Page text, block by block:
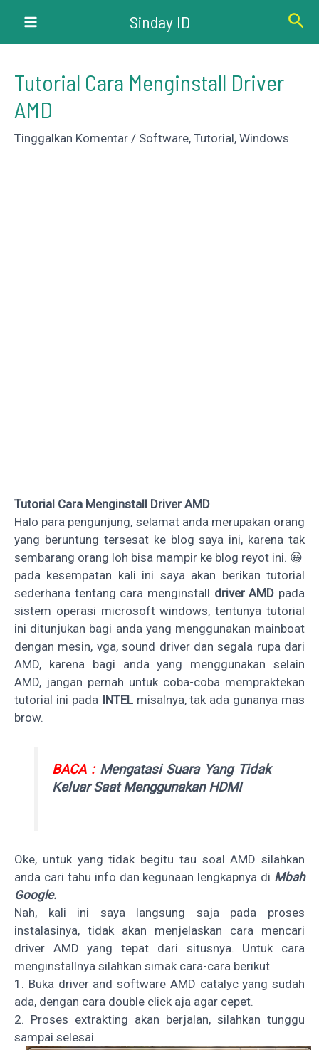
konten
Menu
Sinday ID Cari
Tutorial Cara Menginstall Driver
AMD
Tinggalkan Komentar / Software, Tutorial, Windows
Tutorial Cara Menginstall Driver AMD
Halo para pengunjung, selamat anda merupakan orang
yang beruntung tersesat ke blog saya ini, karena tak
sembarang orang loh bisa mampir ke blog reyot ini. 😀
pada kesempatan kali ini saya akan berikan tutorial
sederhana tentang cara menginstall driver AMD pada
sistem operasi microsoft windows, tentunya tutorial
ini ditunjukan bagi anda yang menggunakan mainboat
dengan mesin, vga, sound driver dan segala rupa dari
AMD, karena bagi anda yang menggunakan selain
AMD, jangan pernah untuk coba-coba mempraktekan
tutorial ini pada INTEL misalnya, tak ada gunanya mas
brow.
BACA : Mengatasi Suara Yang Tidak
Keluar Saat Menggunakan HDMI
Oke, untuk yang tidak begitu tau soal AMD silahkan
anda cari tahu info dan kegunaan lengkapnya di Mbah
Google.
Nah, kali ini saya langsung saja pada proses
instalasinya, tidak akan menjelaskan cara mencari
driver AMD yang tepat dari situsnya. Untuk cara
menginstallnya silahkan simak cara-cara berikut
1. Buka driver and software AMD catalyc yang sudah
ada, dengan cara double click aja agar cepet.
2. Proses extrakting akan berjalan, silahkan tunggu
sampai selesai